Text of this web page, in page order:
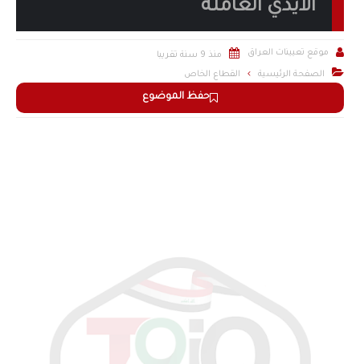
الايدي العاملة
حفظ الموضوع
 موقع تعيينات العراق  منذ 9 سنة تقريبا
 الصفحة الرئيسية القطاع الخاص